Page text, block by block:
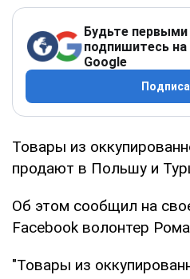
Будьте первыми
подпишитесь на
Google
Товары из
продают в Польшу и
Об этом сообщил на
Facebook волонтер
"Товары из